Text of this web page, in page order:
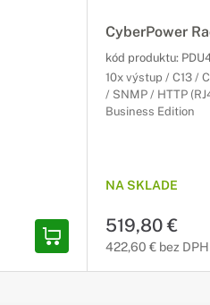
CyberPower
kód produktu:
10x výstup / C13 /
/ SNMP / HTTP
Business Edition
NA SKLADE
519,80 €
422,60 € bez DPH